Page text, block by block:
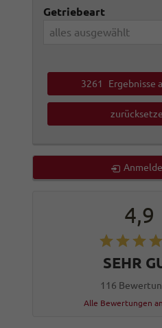
Getriebeart
alles ausgewählt
3261 Ergebnisse
4,9
SEHR
116
Alle Bewertungen